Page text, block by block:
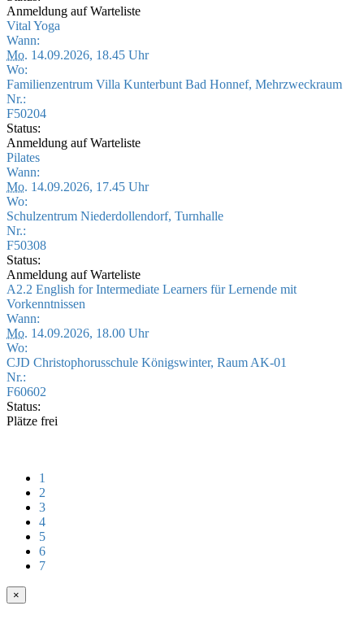
Anmeldung auf Warteliste
Vital Yoga
Wann:
Mo. 14.09.2026, 18.45 Uhr
Wo:
Familienzentrum Villa Kunterbunt Bad Honnef, Mehrzweckraum
Nr.:
F50204
Status:
Anmeldung auf Warteliste
Pilates
Wann:
Mo. 14.09.2026, 17.45 Uhr
Wo:
Schulzentrum Niederdollendorf, Turnhalle
Nr.:
F50308
Status:
Anmeldung auf Warteliste
A2.2 English for Intermediate Learners für Lernende mit
Vorkenntnissen
Wann:
Mo. 14.09.2026, 18.00 Uhr
Wo:
CJD Christophorusschule Königswinter, Raum AK-01
Nr.:
F60602
Status:
Plätze frei
1
2
3
4
5
6
7
×